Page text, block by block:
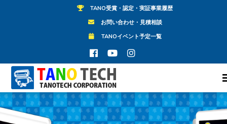
TANO受賞・認定・実証事業履歴
お問い合わせ・見積相談
TANOイベント予定一覧